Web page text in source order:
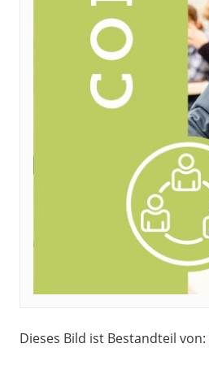
Dieses Bild ist Bestandteil von: